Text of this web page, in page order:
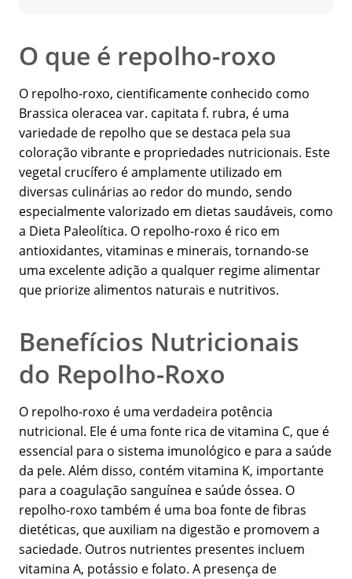
O que é repolho-roxo
O repolho-roxo, cientificamente conhecido como
Brassica oleracea var. capitata f. rubra, é uma
variedade de repolho que se destaca pela sua
coloração vibrante e propriedades nutricionais. Este
vegetal crucífero é amplamente utilizado em
diversas culinárias ao redor do mundo, sendo
especialmente valorizado em dietas saudáveis, como
a Dieta Paleolítica. O repolho-roxo é rico em
antioxidantes, vitaminas e minerais, tornando-se
uma excelente adição a qualquer regime alimentar
que priorize alimentos naturais e nutritivos.
Benefícios Nutricionais
do Repolho-Roxo
O repolho-roxo é uma verdadeira potência
nutricional. Ele é uma fonte rica de vitamina C, que é
essencial para o sistema imunológico e para a saúde
da pele. Além disso, contém vitamina K, importante
para a coagulação sanguínea e saúde óssea. O
repolho-roxo também é uma boa fonte de fibras
dietéticas, que auxiliam na digestão e promovem a
saciedade. Outros nutrientes presentes incluem
vitamina A, potássio e folato. A presença de